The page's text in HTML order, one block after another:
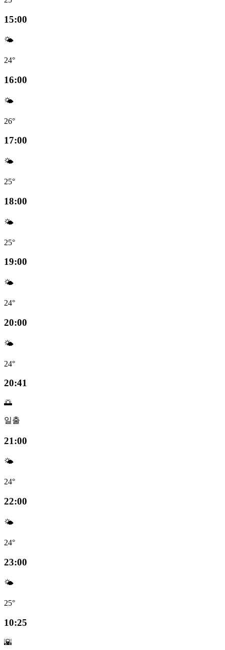
15:00
🌤️
24°
16:00
🌤️
26°
17:00
🌤️
25°
18:00
🌤️
25°
19:00
🌤️
24°
20:00
🌤️
24°
20:41
🌅
일출
21:00
🌤️
24°
22:00
🌤️
24°
23:00
🌤️
25°
10:25
🌇